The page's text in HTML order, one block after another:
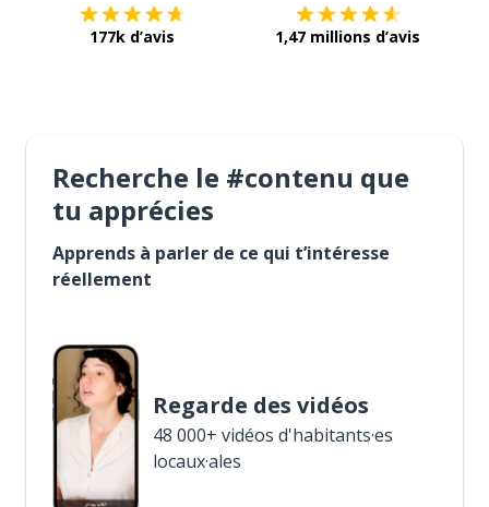
177k d’avis 1,47 millions d’avis
Recherche le #contenu que
tu apprécies
Apprends à parler de ce qui t’intéresse
réellement
Regarde des vidéos
48 000+ vidéos d'habitants·es
locaux·ales